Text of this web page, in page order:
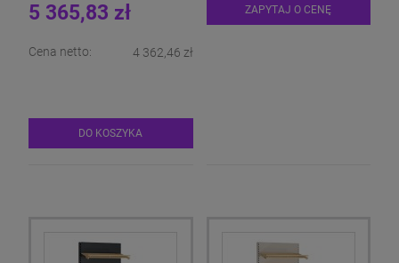
5 365,83 zł
Cena netto: 4 362,46 zł
DO KOSZYKA
ZAPYTAJ O CENĘ